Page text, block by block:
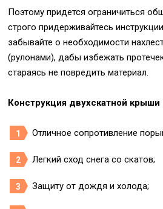
Поэтому придется ограничиться
строго придерживайтесь
забывайте о необходимости
(рулонами), дабы избежать
стараясь не повредить материал.
Конструкция двухскатной крыши
Отличное сопротивление
Легкий сход снега со скатов;
Защиту от дождя и холода;